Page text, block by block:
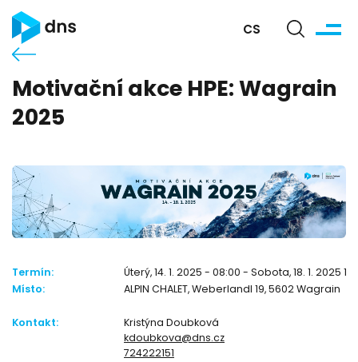
CS
Motivační akce HPE: Wagrain
2025
Termín: Úterý, 14. 1. 2025 - 08:00 - Sobota, 18. 1. 2025
Místo: ALPIN CHALET, Weberlandl 19, 5602 Wagrain
Kontakt:
Kristýna Doubková
kdoubkova@dns.cz
724222151